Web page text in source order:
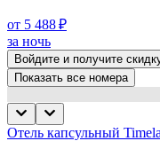
от 5 488 ₽
за ночь
Войдите и получите
Показать все номера
Отель капсульный